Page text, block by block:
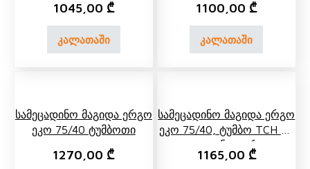
1045,00 ₾
კალათაში
1100,00 ₾
კალათაში
Სამეცადინო Მაგიდა Ერგო
Ეკო 75/40 Ტუმბოთი
1270,00 ₾
Სამეცადინო Მაგიდა Ერგო
Ეკო 75/40, Ტუმბო TCH 07
Და Უკანა Თარო
1165,00 ₾